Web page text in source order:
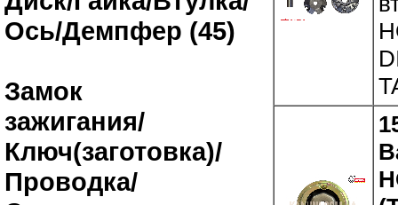
Ось/Демпфер (45)
Замок
зажигания/
Ключ(заготовка)/
Проводка/